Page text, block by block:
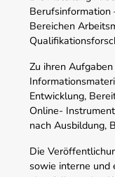
Berufsinformation
Bereichen
Zu ihren
Entwicklung,
Online-
nach Ausbildung,
Die
sowie interne